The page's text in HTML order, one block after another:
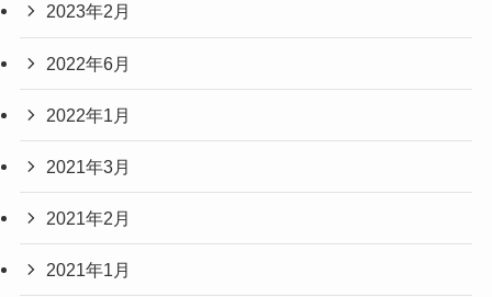
2023年2月
2022年6月
2022年1月
2021年3月
2021年2月
2021年1月